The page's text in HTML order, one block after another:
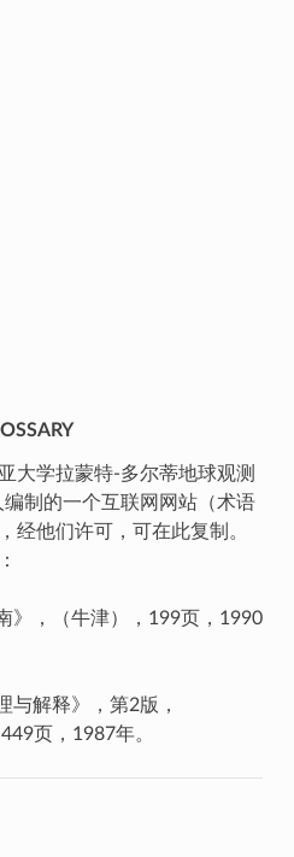
大学拉蒙特-多尔蒂地球观测
制的一个互联网网站（术语
经他们许可，可在此复制。
》，（牛津），199页，1990
与解释》，第2版，
页，1987年。